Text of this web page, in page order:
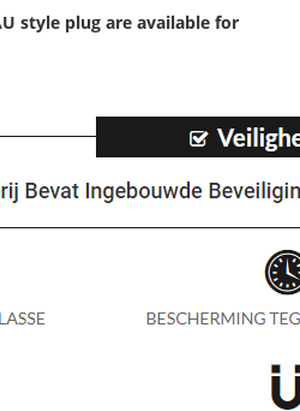
style plug are available for